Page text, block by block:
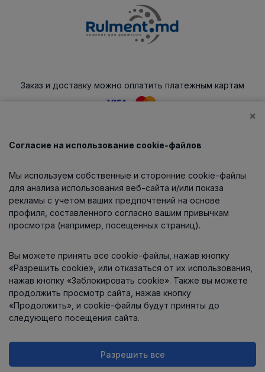
Заказ и доставку можно оплатить платежным картам
Каталог
О компании
Информация
Контакты
Интернет-магазин работает
×
Согласие на использование cookie-файлов
Мы используем собственные и сторонние cookie-файлы
для анализа использования веб-сайта и/или показа
рекламы с учетом ваших предпочтений на основе
профиля, составленного согласно вашим привычкам
просмотра (например, посещенных страниц).
Вы можете принять все cookie-файлы, нажав кнопку
«Разрешить cookie», или отказаться от их использования,
нажав кнопку «Заблокировать cookie». Также вы можете
продолжить просмотр сайта, нажав кнопку
«Продолжить», и cookie-файлы будут приняты до
следующего посещения сайта.
Разрешить все